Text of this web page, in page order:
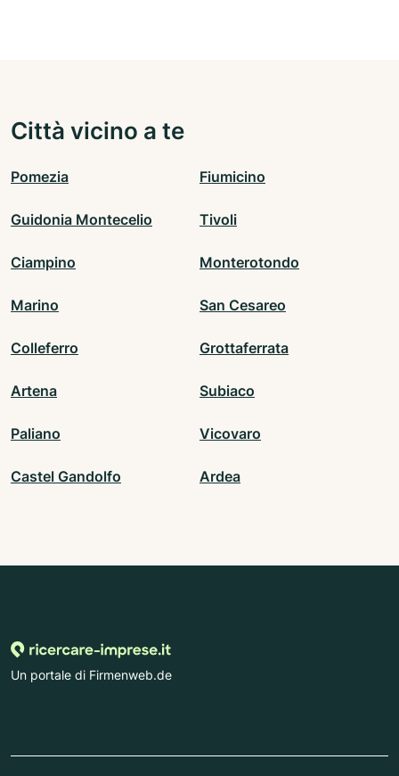
Città vicino a te
Pomezia Fiumicino
Guidonia Montecelio Tivoli
Ciampino Monterotondo
Marino San Cesareo
Colleferro Grottaferrata
Artena Subiaco
Paliano Vicovaro
Castel Gandolfo Ardea
Un portale di Firmenweb.de